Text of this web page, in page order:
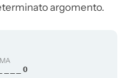
argomento.